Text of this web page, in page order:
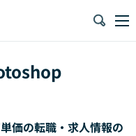
価の転職・求人情報の